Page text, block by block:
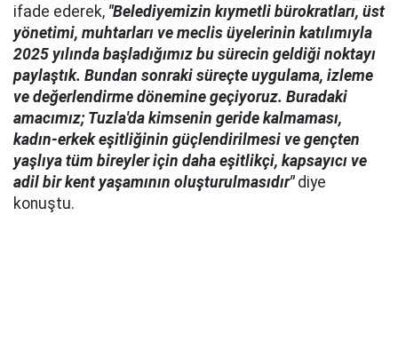
ifade ederek, "Belediyemizin kıymetli bürokratları, üst
yönetimi, muhtarları ve meclis üyelerinin katılımıyla
2025 yılında başladığımız bu sürecin geldiği noktayı
paylaştık. Bundan sonraki süreçte uygulama, izleme
ve değerlendirme dönemine geçiyoruz. Buradaki
amacımız; Tuzla'da kimsenin geride kalmaması,
kadın-erkek eşitliğinin güçlendirilmesi ve gençten
yaşlıya tüm bireyler için daha eşitlikçi, kapsayıcı ve
adil bir kent yaşamının oluşturulmasıdır"diye
konuştu.